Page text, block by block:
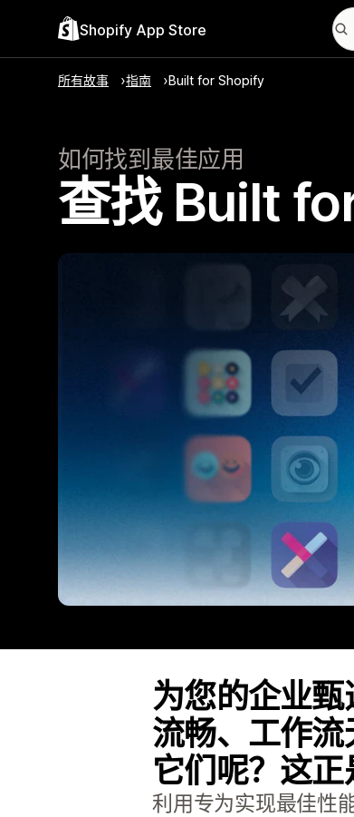
Shopify App Store
所有故事 指南 Built for Shopify
如何找到最佳应用
查找 Built
为您的企业
流畅、工作
它们呢？这
利用专为实现最佳性